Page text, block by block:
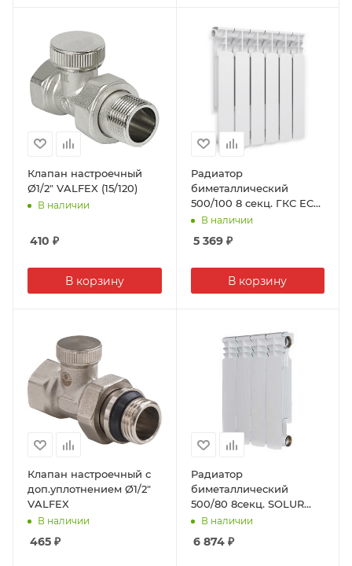
Клапан настроечный
Ø1/2" VALFEX (15/120)
В наличии
410 ₽
В корзину
Радиатор
биметаллический
500/100 8 секц. ГКС ECO
Bi В наличии
5 369₽
В корзину
Клапан настроечный с
доп.уплотнением Ø1/2"
VALFEX
В наличии
465 ₽
Радиатор
биметаллический
500/80 8секц. SOLUR
PRESTIGE (190Вт)
В наличии
6 874₽